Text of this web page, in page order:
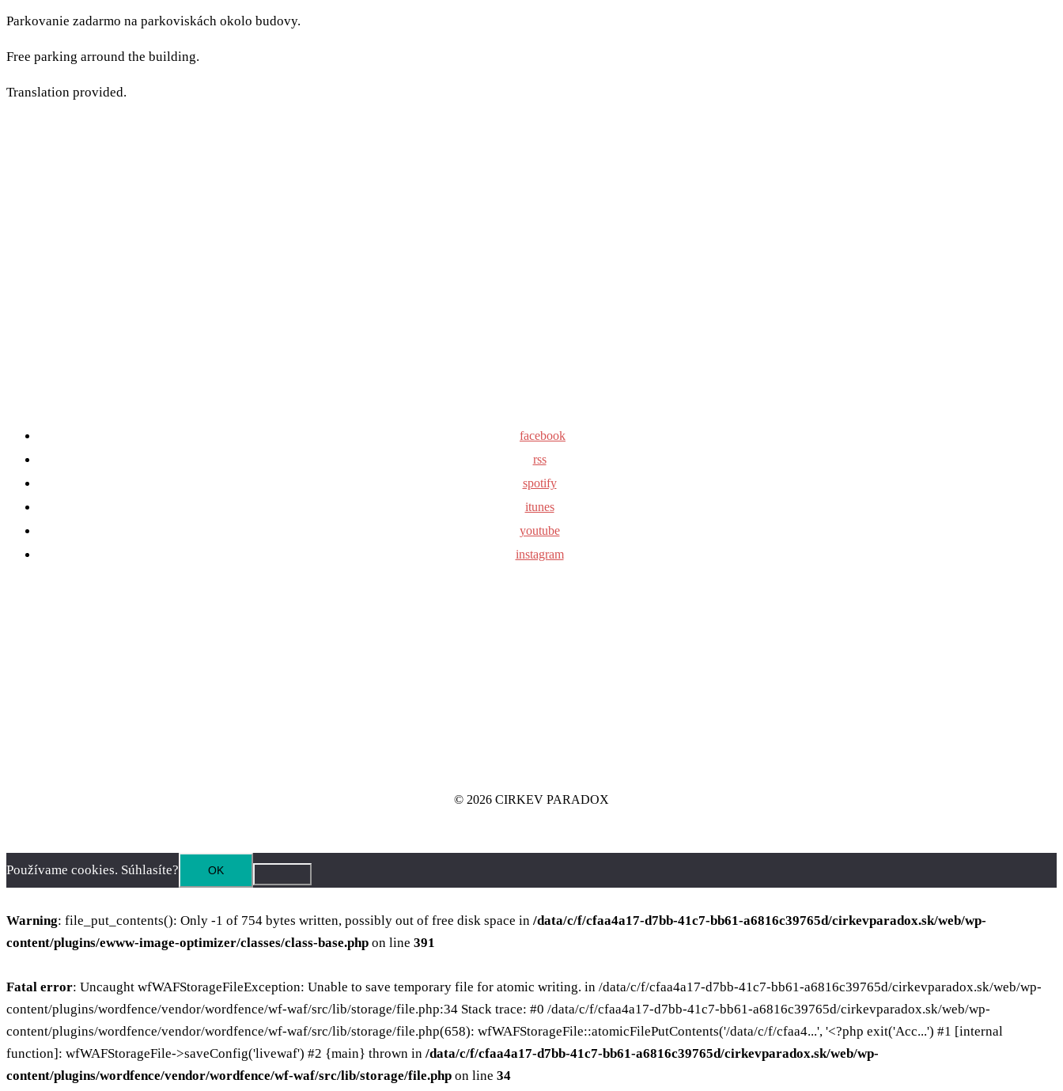
Parkovanie zadarmo na parkoviskách okolo budovy.
Free parking arround the building.
Translation provided.
facebook
rss
spotify
itunes
youtube
instagram
© 2026 CIRKEV PARADOX
Používame cookies. Súhlasíte? OK
Warning: file_put_contents(): Only -1 of 754 bytes written, possibly out of free disk space in /data/c/f/cfaa4a17-d7bb-41c7-bb61-a6816c39765d/cirkevparadox.sk/web/wp-
content/plugins/ewww-image-optimizer/classes/class-base.php on line 391
Fatal error: Uncaught wfWAFStorageFileException: Unable to save temporary file for atomic writing. in /data/c/f/cfaa4a17-d7bb-41c7-bb61-a6816c39765d/cirkevparadox.sk/web/wp-
content/plugins/wordfence/vendor/wordfence/wf-waf/src/lib/storage/file.php:34 Stack trace: #0 /data/c/f/cfaa4a17-d7bb-41c7-bb61-a6816c39765d/cirkevparadox.sk/web/wp-
content/plugins/wordfence/vendor/wordfence/wf-waf/src/lib/storage/file.php(658): wfWAFStorageFile::atomicFilePutContents('/data/c/f/cfaa4...', '<?php exit('Acc...') #1 [internal
function]: wfWAFStorageFile->saveConfig('livewaf') #2 {main} thrown in /data/c/f/cfaa4a17-d7bb-41c7-bb61-a6816c39765d/cirkevparadox.sk/web/wp-
content/plugins/wordfence/vendor/wordfence/wf-waf/src/lib/storage/file.php on line 34